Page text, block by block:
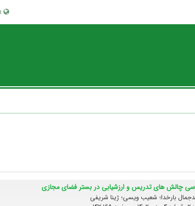
چالش های تدریس و ارزشیابی در بستر فضای مجازی
بارخدا؛ شعیب ویسی؛ ژینا شریفی